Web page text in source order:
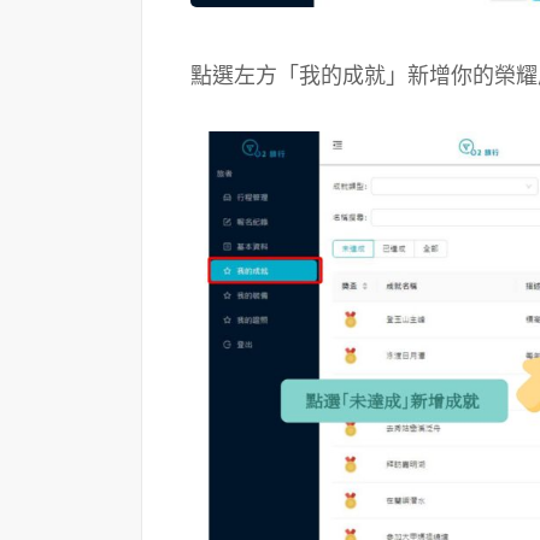
點選左方「我的成就」新增你的榮